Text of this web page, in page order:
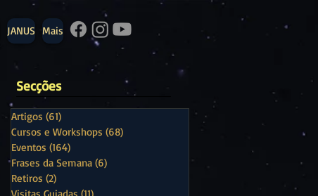
JANUS Mais
Secções
Artigos (61)
Cursos e Workshops (68)
Eventos (164)
Frases da Semana (6)
Retiros (2)